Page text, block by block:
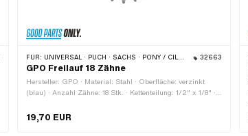
FÜR: UNIVERSAL · PUCH · SACHS · PONY / CILO (BETA 521 & 512) · PIAGGIO · TOMOS 32663
GPO Freilauf 18 Zähne
Hersteller: GPO · Material: Stahl · Oberfläche: verzinkt
(blau) · Anzahl Zähne: 18 Stk. · Kettenteilung: 1/2" x 1/8" ·
19,70 EUR